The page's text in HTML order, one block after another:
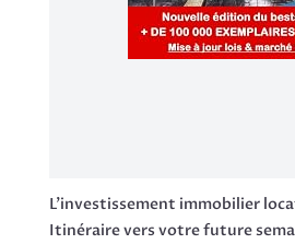
L'investissement immobilier
Itinéraire vers votre future